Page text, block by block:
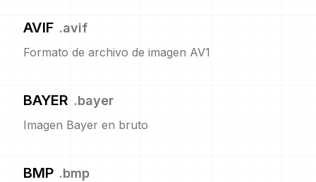
AVIF .avif
Formato de archivo de imagen AV1
BAYER .bayer
Imagen Bayer en bruto
BMP .bmp